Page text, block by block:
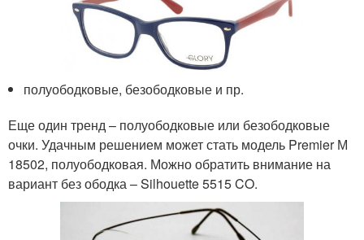
полуободковые, безободковые и пр.
Еще один тренд – полуободковые или безободковые
очки. Удачным решением может стать модель Premier М
18502, полуободковая. Можно обратить внимание на
вариант без ободка – Silhouette 5515 CO.